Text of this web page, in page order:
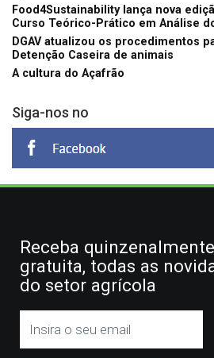
Food4Sustainability lança nova
Curso Teórico-Prático em Análise
DGAV atualizou os procedimentos
Detenção Caseira de animais
A cultura do Açafrão
Siga-nos no
Receba
gratuita, todas as
do setor agrícola